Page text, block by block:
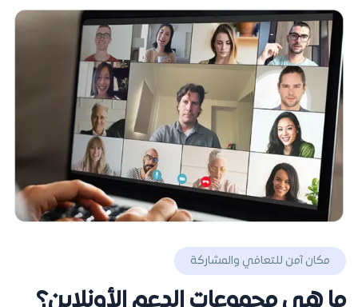
مكان آمن للتعافي والمشاركة
ما هي مجموعات الدعم الأونلاين؟